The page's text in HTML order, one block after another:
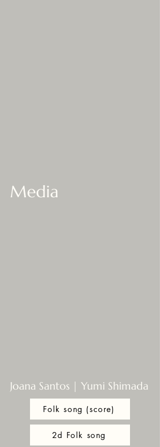
Media
Joana Santos | Yumi Shimada
Folk song (score)
2d Folk song